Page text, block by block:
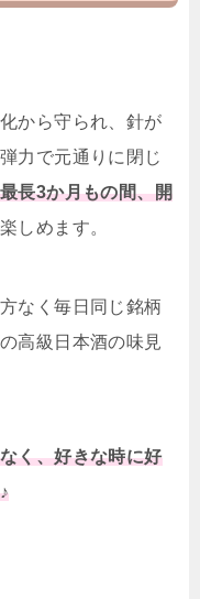
から守られ、針が
力で元通りに閉じ
長3か月もの間、開
しめます。
なく毎日同じ銘柄
高級日本酒の味見
く、好きな時に好